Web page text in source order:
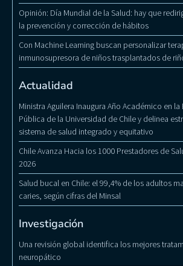
Opinión: Día Mundial de la Salud: hay que
la prevención y corrección de hábitos
Con Machine Learning buscan personalizar
inmunosupresora de niños trasplantados de
Actualidad
Ministra Aguilera Inaugura Año Académico en la
Pública de la Universidad de Chile y delinea
sistema de salud integrado y equitativo
Chile Avanza Hacia los 1000 Prestadores de
2026
Salud bucal en Chile: el 99,4% de los adultos
caries, según cifras del Minsal
Investigación
Una revisión global identifica los mejores
neuropático